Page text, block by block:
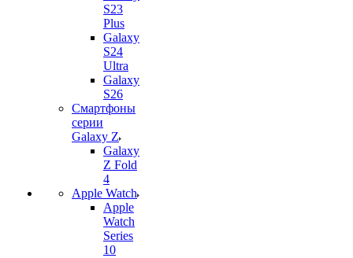
S23
Plus
Galaxy
S24
Ultra
Galaxy
S26
Смартфоны
серии
Galaxy Z
Galaxy
Z Fold
4
Apple Watch
Apple
Watch
Series
10